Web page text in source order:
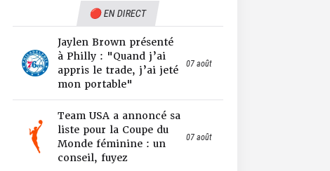
🔴 EN DIRECT
Jaylen Brown présenté
à Philly : "Quand j’ai
appris le trade, j’ai jeté
mon portable"
07 août
Team USA a annoncé sa
liste pour la Coupe du
Monde féminine : un
conseil, fuyez
07 août